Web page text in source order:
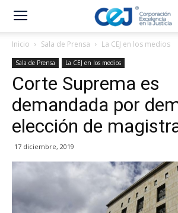
Inicio Sala de Prensa La CEJ en los medios
Sala de Prensa La CEJ en los medios
Corte Suprema es
demandada por
elección de
17 diciembre, 2019